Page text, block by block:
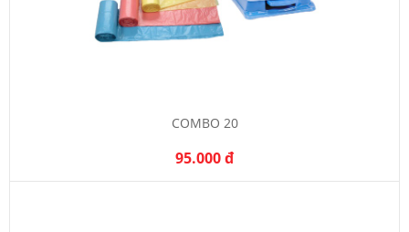
COMBO 20
95.000 đ